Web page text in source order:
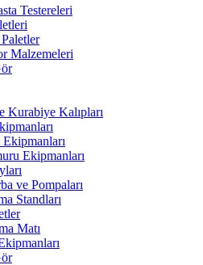
Testereleri
Malzemeleri
Kurabiye Kalıpları
Ekipmanları
ve Pompaları
Standları
Matı